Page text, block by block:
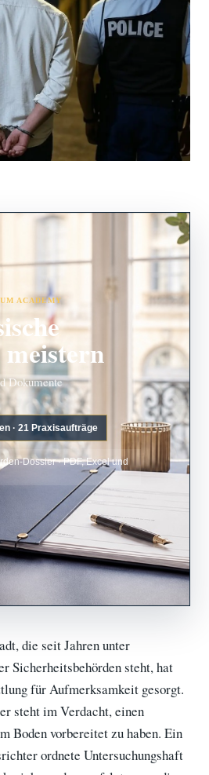
ACADEMY
Dokumente
· 21 Praxisaufträge
Dossier · PDF, Excel und
die seit Jahren unter
Sicherheitsbehörden steht, hat
für Aufmerksamkeit gesorgt.
steht im Verdacht, einen
Boden vorbereitet zu haben. Ein
ordnete Untersuchungshaft